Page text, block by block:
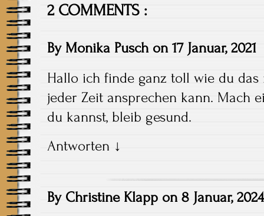
2 COMMENTS :
By Monika Pusch on 17 Januar, 2021
Hallo ich finde ganz toll wie du
jeder Zeit ansprechen kann. Mach
du kannst, bleib gesund.
Antworten ↓
By Christine Klapp on 8 Januar, 2024